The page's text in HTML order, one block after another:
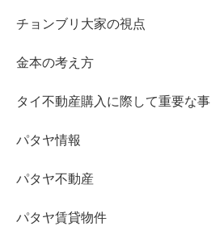
チョンブリ大家の視点
金本の考え方
タイ不動産購入に際して重要な事
パタヤ情報
パタヤ不動産
パタヤ賃貸物件